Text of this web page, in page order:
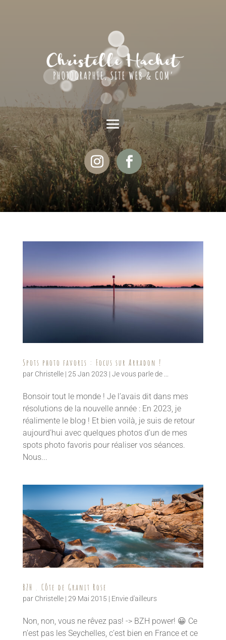
Spots photo favoris : Focus sur Arradon !
par Christelle| 25 Jan 2023 | Je vous parle de ...
Bonsoir tout le monde ! Je l’avais dit dans mes
résolutions de la nouvelle année : En 2023, je
réalimente le blog ! Et bien voilà, je suis de retour
aujourd’hui avec quelques photos d’un de mes
spots photo favoris pour réaliser vos séances.
Nous...
BZH . Côte de Granit Rose
par Christelle| 29 Mai 2015 | Envie d'ailleurs
Non, non, vous ne rêvez pas! -> BZH power! 😀 Ce
n’est pas les Seychelles, c’est bien en France et ce